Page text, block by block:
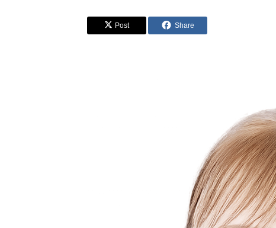
Post Share